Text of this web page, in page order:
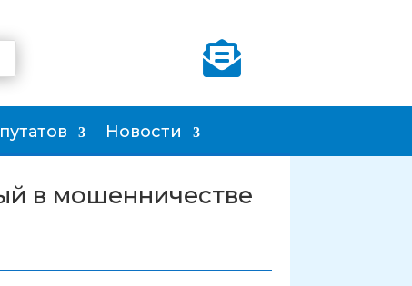

Новости
в мошенничестве